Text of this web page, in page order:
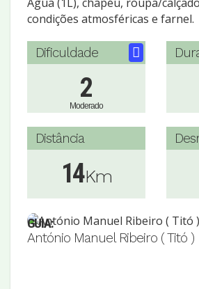
condições atmosféricas e farnel.
Dificuldade
2
Moderado
Distância
14Km
GUIA:
António Manuel Ribeiro ( Titó )